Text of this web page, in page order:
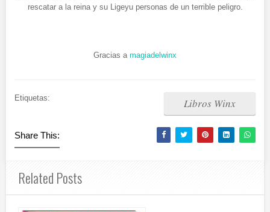
rescatar a la reina y su Ligeyu personas de un terrible peligro.
Gracias a magiadelwinx
Etiquetas: Libros Winx
Share This:
Related Posts